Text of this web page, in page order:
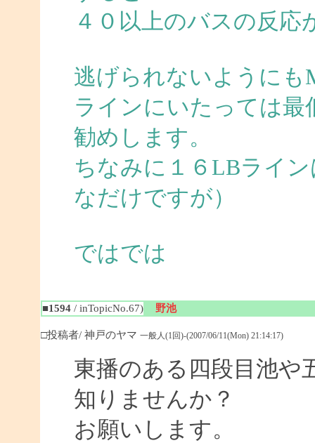
４０以上のバスの反
逃げられないようにも
ラインにいたっては
勧めします。
ちなみに１６LBライ
なだけですが）
ではでは
■1594/ inTopicNo.67) 野池
□投稿者/ 神戸のヤマ 一般人(1回)-(2007/06/11(Mon) 21:14:17)
東播のある四段目池や
知りませんか？
お願いします。